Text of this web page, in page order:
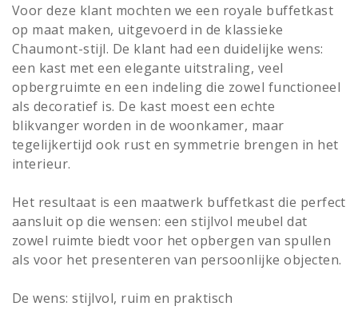
Voor deze klant mochten we een royale buffetkast
op maat maken, uitgevoerd in de klassieke
Chaumont-stijl. De klant had een duidelijke wens:
een kast met een elegante uitstraling, veel
opbergruimte en een indeling die zowel functioneel
als decoratief is. De kast moest een echte
blikvanger worden in de woonkamer, maar
tegelijkertijd ook rust en symmetrie brengen in het
interieur.
Het resultaat is een maatwerk buffetkast die perfect
aansluit op die wensen: een stijlvol meubel dat
zowel ruimte biedt voor het opbergen van spullen
als voor het presenteren van persoonlijke objecten.
De wens: stijlvol, ruim en praktisch